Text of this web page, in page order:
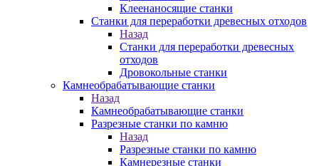
Клеенаносящие станки
Станки для переработки древесных отходов
Назад
Станки для переработки древесных
отходов
Дровокольные станки
Камнеобрабатывающие станки
Назад
Камнеобрабатывающие станки
Разрезные станки по камню
Назад
Разрезные станки по камню
Камнерезные станки